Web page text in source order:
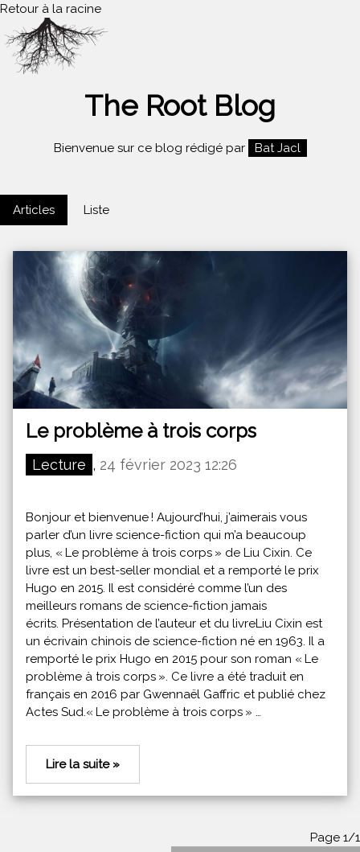
Retour à la racine
The Root Blog
Bienvenue sur ce blog rédigé par Bat Jacl
Articles Liste
Le problème à trois corps
Lecture , 24 février 2023 12:26
Bonjour et bienvenue ! Aujourd’hui, j’aimerais vous
parler d’un livre science-fiction qui m’a beaucoup
plus, « Le problème à trois corps » de Liu Cixin. Ce
livre est un best-seller mondial et a remporté le prix
Hugo en 2015. Il est considéré comme l’un des
meilleurs romans de science-fiction jamais
écrits. Présentation de l’auteur et du livreLiu Cixin est
un écrivain chinois de science-fiction né en 1963. Il a
remporté le prix Hugo en 2015 pour son roman « Le
problème à trois corps ». Ce livre a été traduit en
français en 2016 par Gwennaël Gaffric et publié chez
Actes Sud.« Le problème à trois corps » …
Lire la suite »
Page 1/1